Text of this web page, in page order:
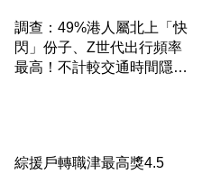
調查：49%港人屬北上「快
閃」份子、Z世代出行頻率
最高！不計較交通時間隱形
綜援戶轉職津最高獎4.5